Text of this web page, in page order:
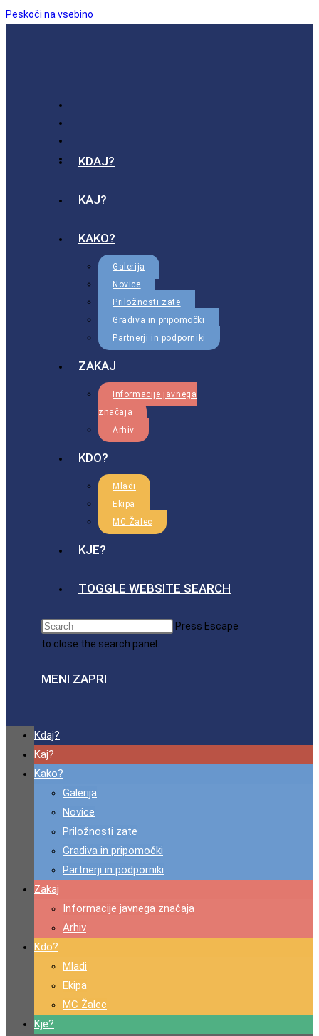
Peskoči na vsebino
KDAJ?
KAJ?
KAKO?
Galerija
Novice
Priložnosti zate
Gradiva in pripomočki
Partnerji in podporniki
ZAKAJ
Informacije javnega
značaja
Arhiv
KDO?
Mladi
Ekipa
MC Žalec
KJE?
TOGGLE WEBSITE SEARCH
Press Escape
to close the search panel.
MENI ZAPRI
Kdaj?
Kaj?
Kako?
Galerija
Novice
Priložnosti zate
Gradiva in pripomočki
Partnerji in podporniki
Zakaj
Informacije javnega značaja
Arhiv
Kdo?
Mladi
Ekipa
MC Žalec
Kje?